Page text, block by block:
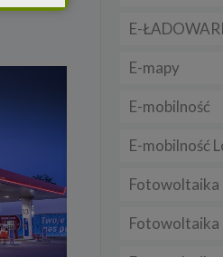
E-
E-mapy
E-mobilność
E-mobilność
Fotowoltaika
Fotowoltaika